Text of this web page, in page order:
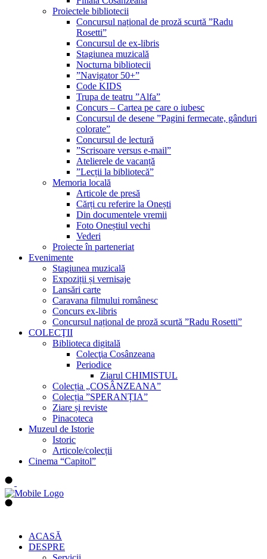
Proiectele bibliotecii
Concursul național de proză scurtă ”Radu
Rosetti”
Concursul de ex-libris
Stagiunea muzicală
Nocturna bibliotecii
”Navigator 50+”
Code KIDS
Trupa de teatru ”Alfa”
Concurs – Cartea pe care o iubesc
Concursul de desene ”Pagini fermecate, gânduri
colorate”
Concursul de lectură
”Scrisoare versus e-mail”
Atelierele de vacanță
”Lecții la bibliotecă”
Memoria locală
Articole de presă
Cărți cu referire la Onești
Din documentele vremii
Foto Oneștiul vechi
Vederi
Proiecte în parteneriat
Evenimente
Stagiunea muzicală
Expoziții și vernisaje
Lansări carte
Caravana filmului românesc
Concurs ex-libris
Concursul național de proză scurtă ”Radu Rosetti”
COLECŢII
Biblioteca digitală
Colecţia Cosânzeana
Periodice
Ziarul CHIMISTUL
Colecția „COSÂNZEANA”
Colecția ”SPERANȚIA”
Ziare și reviste
Pinacoteca
Muzeul de Istorie
Istoric
Articole/colecții
Cinema “Capitol”
ACASĂ
DESPRE